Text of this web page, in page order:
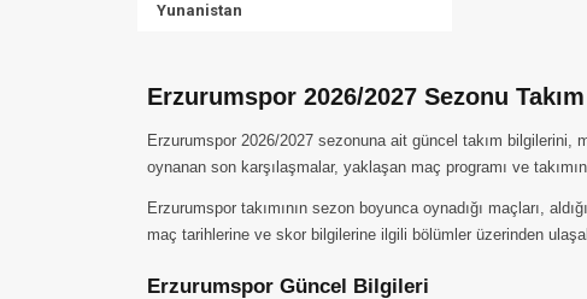
Yunanistan
Erzurumspor 2026/2027 Sezonu
Erzurumspor 2026/2027 sezonuna ait güncel takım
oynanan son karşılaşmalar, yaklaşan maç programı ve
Erzurumspor takımının sezon boyunca oynadığı maçları,
maç tarihlerine ve skor bilgilerine ilgili bölümler üzerinden
Erzurumspor Güncel Bilgileri